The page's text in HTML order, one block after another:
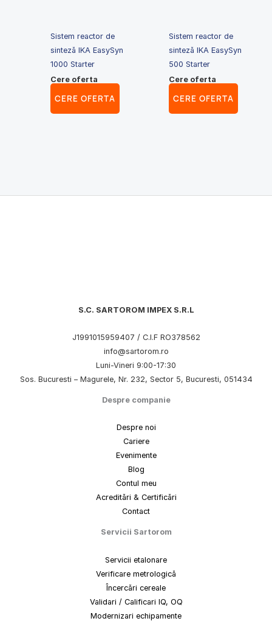
Sistem reactor de
sinteză IKA EasySyn
1000 Starter
Cere oferta
CERE OFERTA
Sistem reactor de
sinteză IKA EasySyn
500 Starter
Cere oferta
CERE OFERTA
S.C. SARTOROM IMPEX S.R.L
J1991015959407 / C.I.F RO378562
info@sartorom.ro
Luni-Vineri 9:00-17:30
Sos. Bucuresti – Magurele, Nr. 232, Sector 5, Bucuresti, 051434
Despre companie
Despre noi
Cariere
Evenimente
Blog
Contul meu
Acreditări & Certificări
Contact
Servicii Sartorom
Servicii etalonare
Verificare metrologică
Încercări cereale
Validari / Calificari IQ, OQ
Modernizari echipamente